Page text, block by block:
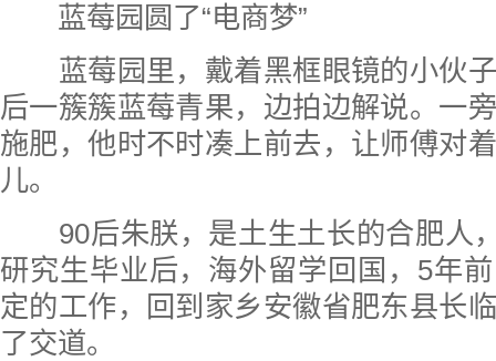
蓝莓园圆了“电商梦”
蓝莓园里，戴着黑框眼镜的小伙子
后一簇簇蓝莓青果，边拍边解说。一
施肥，他时不时凑上前去，让师傅对
儿。
90后朱朕，是土生土长的合肥人，
研究生毕业后，海外留学回国，5年
定的工作，回到家乡安徽省肥东县长
了交道。